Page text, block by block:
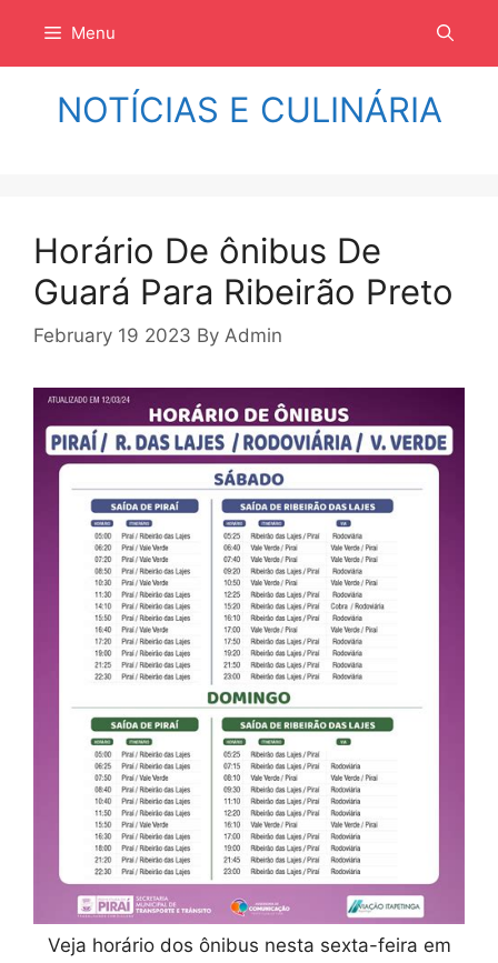
isi
Menu
NOTÍCIAS E CULINÁRIA
Horário De ônibus De
Guará Para Ribeirão Preto
February 19 2023 By Admin
Veja horário dos ônibus nesta sexta-feira em